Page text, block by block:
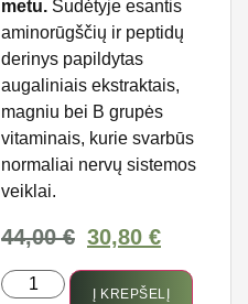
metu. Sudėtyje esantis
aminorūgščių ir peptidų
derinys papildytas
augaliniais ekstraktais,
magniu bei B grupės
vitaminais, kurie svarbūs
normaliai nervų sistemos
veiklai.
44,00€ 30,80 €
Į KREPŠELĮ